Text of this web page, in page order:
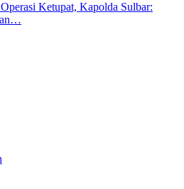
Ketupat, Kapolda Sulbar: